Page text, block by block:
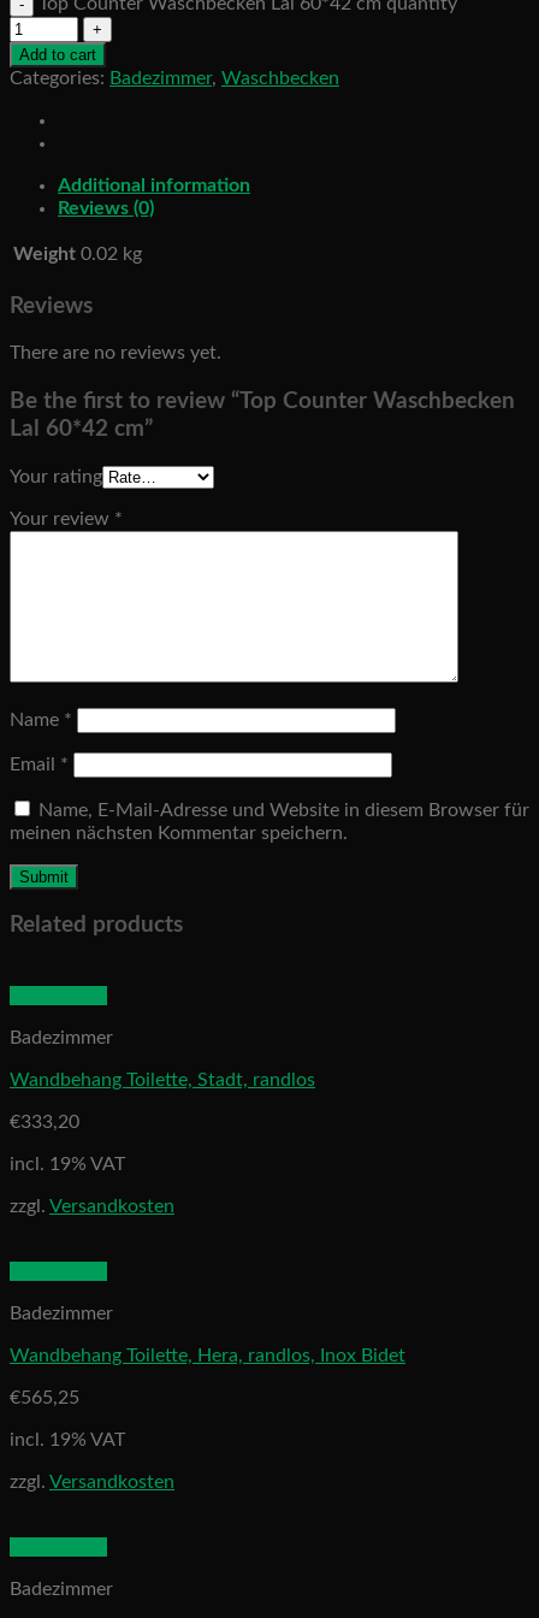
Add to cart
Categories: Badezimmer, Waschbecken
Additional information
Reviews (0)
Weight 0.02 kg
Reviews
There are no reviews yet.
Be the first to review “Top Counter Waschbecken
Lal 60*42 cm”
Your rating
Your review *
Name *
Email *
Name, E-Mail-Adresse und Website in diesem Browser für
meinen nächsten Kommentar speichern.
Related products
Badezimmer
Wandbehang Toilette, Stadt, randlos
€333,20
incl. 19% VAT
zzgl. Versandkosten
Badezimmer
Wandbehang Toilette, Hera, randlos, Inox Bidet
€565,25
incl. 19% VAT
zzgl. Versandkosten
Badezimmer